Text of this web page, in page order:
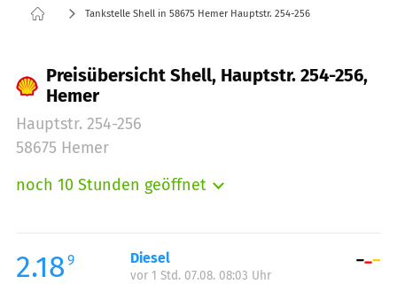
Tankstelle Shell in 58675 Hemer Hauptstr. 254-256
Preisübersicht Shell, Hauptstr. 254-256,
Hemer
Hauptstr. 254-256
58675 Hemer
noch 10 Stunden geöffnet
Mittwoch:
06:00-22:00
Donnerstag:
2.18 9 Diesel
vor 1 Std. 07.08. 08:03 Uhr